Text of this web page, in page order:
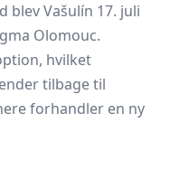
blev Vašulín 17. juli
Olomouc.
hvilket
tilbage til
forhandler en ny